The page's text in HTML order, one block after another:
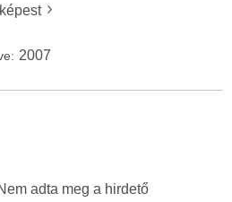
2007
adta meg a hirdető